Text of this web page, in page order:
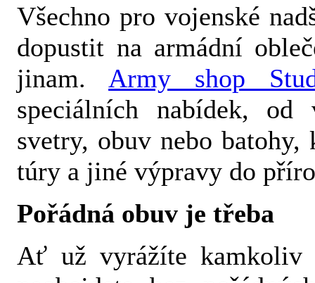
Všechno pro vojenské
dopustit na armádní
jinam. Army shop
speciálních nabídek, od
svetry, obuv nebo
túry a jiné výpravy do
Pořádná obuv je třeba
Ať už vyrážíte kamkoliv